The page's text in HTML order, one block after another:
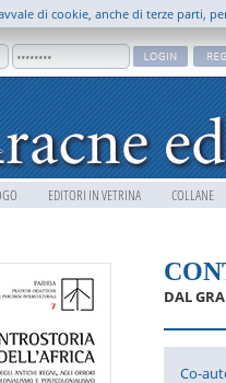
EDITORI IN VETRINA COLLANE
DAL
Co-
di cookie, anche di terze parti,